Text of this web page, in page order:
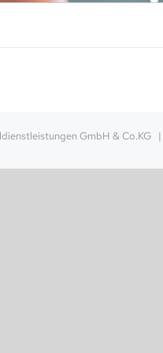
GmbH & Co.KG |